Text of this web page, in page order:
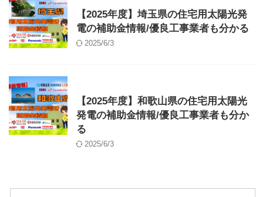
【2025年度】埼玉県の住宅用太陽光発
電の補助金情報/優良工事業者も分かる
2025/6/3
【2025年度】和歌山県の住宅用太陽光
発電の補助金情報/優良工事業者も分か
る
2025/6/3